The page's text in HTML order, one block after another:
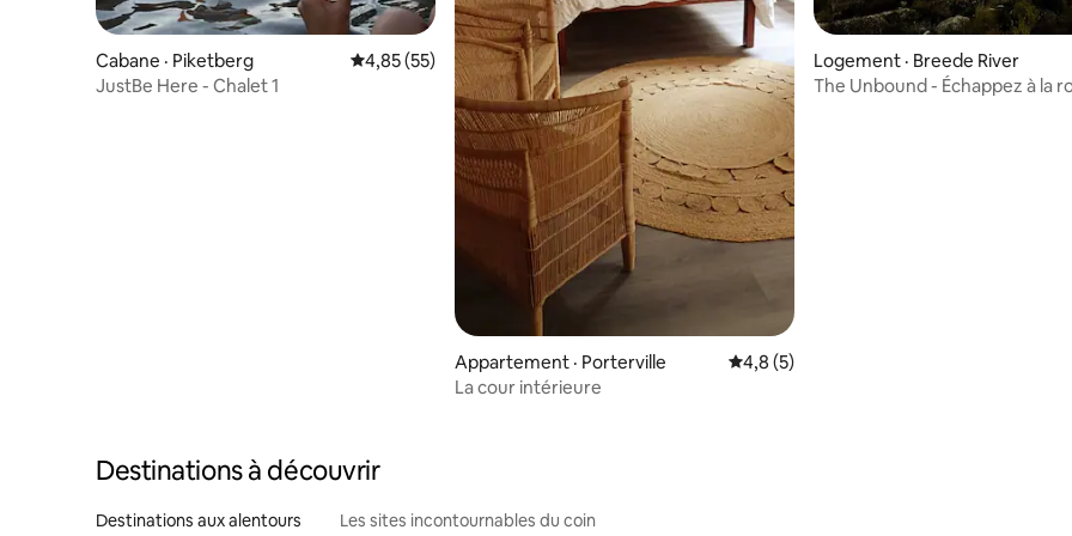
Cabane · Piketberg Note moyenne de 4,85 sur 5, 55 commentaires
4,85 (55)
JustBe Here - Chalet 1
Appartement · Porterville Note moyenne de 4,8 sur 5, 5
4,8 (5)
La cour intérieure
Logement · Breede River
The Unbound - Échappez à la
Destinations à découvrir
Destinations aux alentours Les sites incontournables du coin